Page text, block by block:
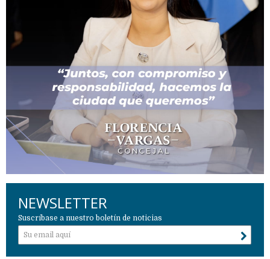
NEWSLETTER
Suscríbase a nuestro boletín de noticias